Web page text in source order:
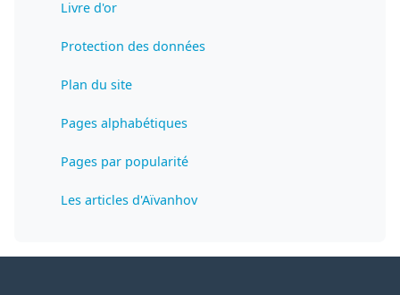
Livre d'or
Protection des données
Plan du site
Pages alphabétiques
Pages par popularité
Les articles d'Aïvanhov